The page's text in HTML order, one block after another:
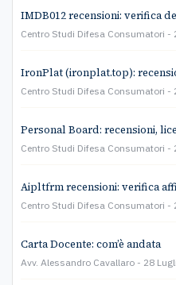
IMDB012 recensioni: verifica
Centro Studi Difesa Consumatori
IronPlat (ironplat.top):
Centro Studi Difesa Consumatori
Personal Board: recensioni,
Centro Studi Difesa Consumatori
Aipltfrm recensioni: verifica
Centro Studi Difesa Consumatori
Carta Docente: com’è andata
Avv. Alessandro Cavallaro 28